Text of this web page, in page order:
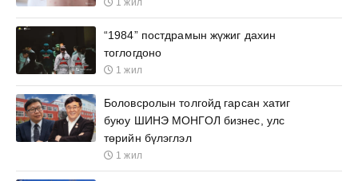
1 жил
“1984” постдрамын жүжиг дахин
тоглогдоно
1 жил
Боловсролын толгойд гарсан хатиг
буюу ШИНЭ МОНГОЛ бизнес, улс
төрийн бүлэглэл
1 жил